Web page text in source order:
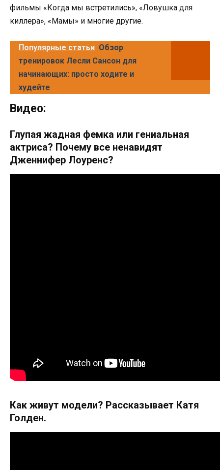
фильмы «Когда мы встретились», «Ловушка для
киллера», «Мамы» и многие другие.
Популярные статьи Обзор
тренировок Лесли Сансон для
начинающих: просто ходите и
худейте
Видео:
Глупая жадная фемка или гениальная
актриса? Почему все ненавидят
Дженнифер Лоуренс?
Как живут модели? Рассказывает Катя
Голден.